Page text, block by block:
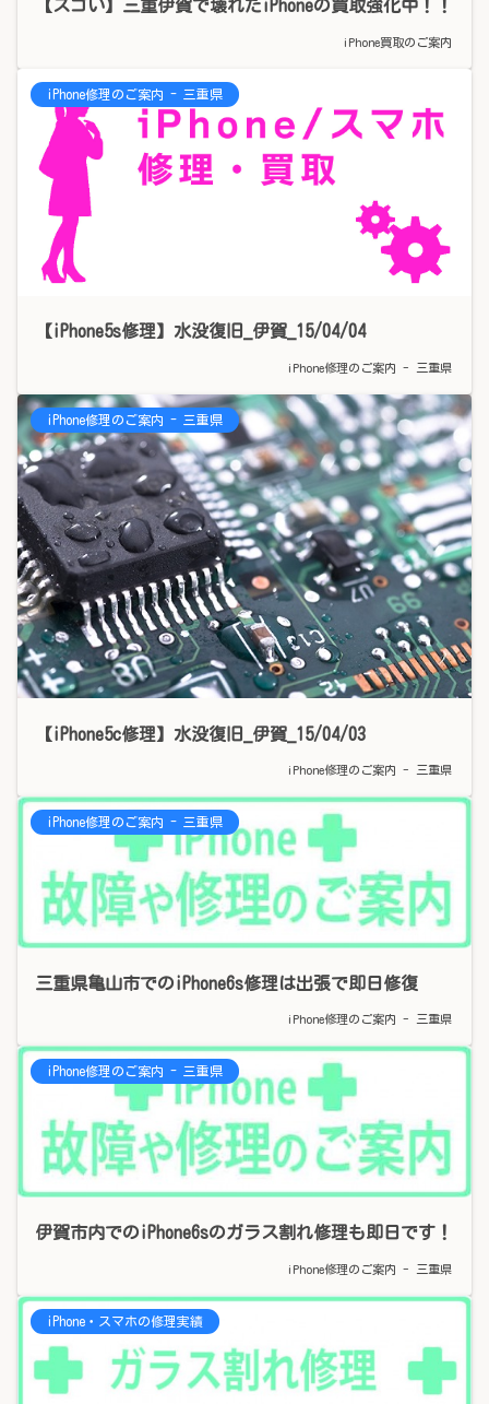
【スゴい】三重伊賀で壊れたiPhoneの買取強化中！！
iPhone買取のご案内
iPhone修理のご案内 - 三重県
【iPhone5s修理】水没復旧_伊賀_15/04/04
iPhone修理のご案内 - 三重県
iPhone修理のご案内 - 三重県
【iPhone5c修理】水没復旧_伊賀_15/04/03
iPhone修理のご案内 - 三重県
iPhone修理のご案内 - 三重県
三重県亀山市でのiPhone6s修理は出張で即日修復
iPhone修理のご案内 - 三重県
iPhone修理のご案内 - 三重県
伊賀市内でのiPhone6sのガラス割れ修理も即日です！
iPhone修理のご案内 - 三重県
iPhone・スマホの修理実績